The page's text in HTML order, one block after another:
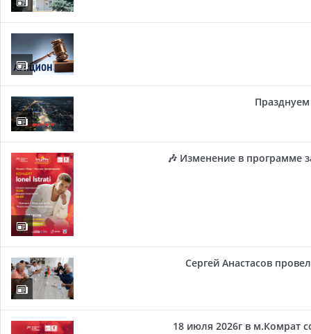
Празднуем
🎶 Изменение в программе
Сергей Анастасов
18 июля 2026г в м.Комрат